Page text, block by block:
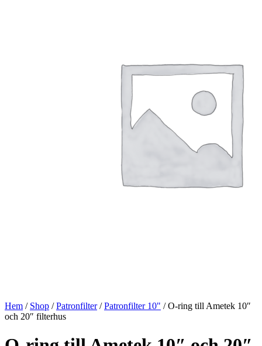
Hem / Shop /Patronfilter/Patronfilter 10" / O-ring till Ametek 10″
och 20″ filterhus